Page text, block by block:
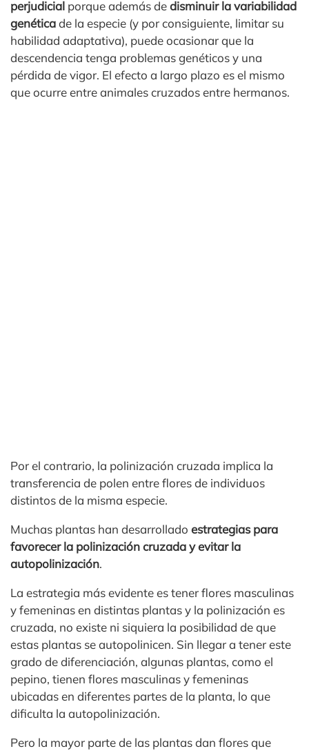
perjudicial porque además dedisminuir la variabilidad
genéticade la especie (y por consiguiente, limitar su
habilidad adaptativa), puede ocasionar que la
descendencia tenga problemas genéticos y una
pérdida de vigor. El efecto a largo plazo es el mismo
que ocurre entre animales cruzados entre hermanos.
Por el contrario, la polinización cruzada implica la
transferencia de polen entre flores de individuos
distintos de la misma especie.
Muchas plantas han desarrollado estrategias para
favorecer la polinización cruzada y evitar la
autopolinización.
La estrategia más evidente es tener flores masculinas
y femeninas en distintas plantas y la polinización es
cruzada, no existe ni siquiera la posibilidad de que
estas plantas se autopolinicen. Sin llegar a tener este
grado de diferenciación, algunas plantas, como el
pepino, tienen flores masculinas y femeninas
ubicadas en diferentes partes de la planta, lo que
dificulta la autopolinización.
Pero la mayor parte de las plantas dan flores que